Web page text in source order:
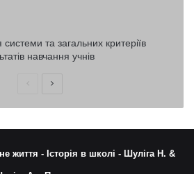
та загальних критеріїв
навчання учнів
ПопередняНаступна
життя - Історія в школі - Шуліга Н. &